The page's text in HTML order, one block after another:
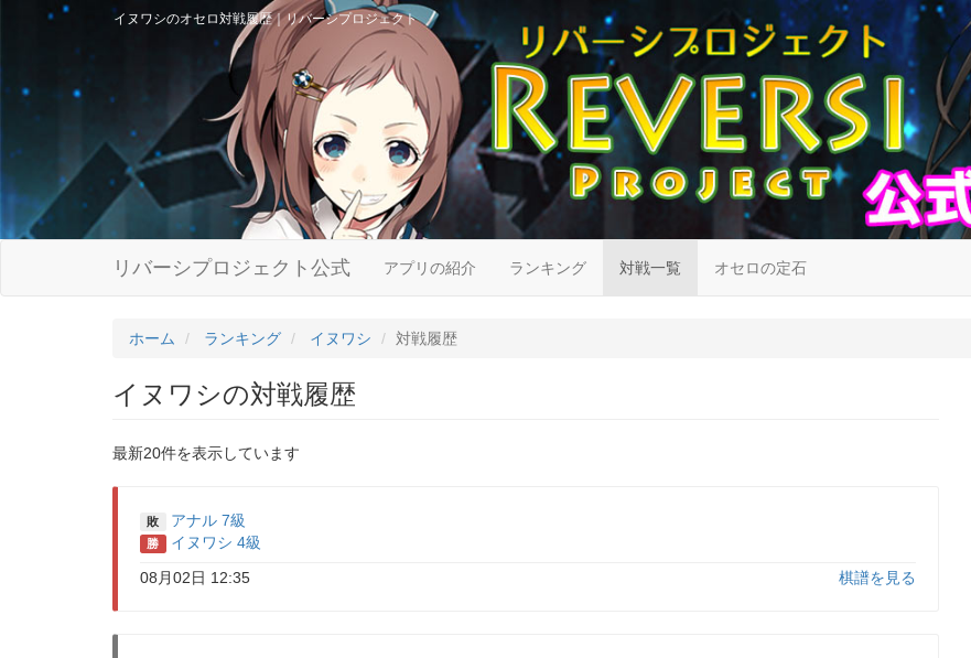
イヌワシのオセロ対戦履歴｜リバーシプロジェクト
リバーシプロジェクト公式 アプリの紹介 ランキング 対戦一覧 オセロの定石
ホーム ランキング イヌワシ 対戦履歴
イヌワシの対戦履歴
最新20件を表示しています
敗 アナル 7級
勝
イヌワシ 4級
棋譜を見る
08月02日 12:35